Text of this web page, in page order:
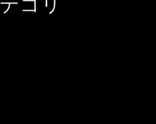
ゴリ